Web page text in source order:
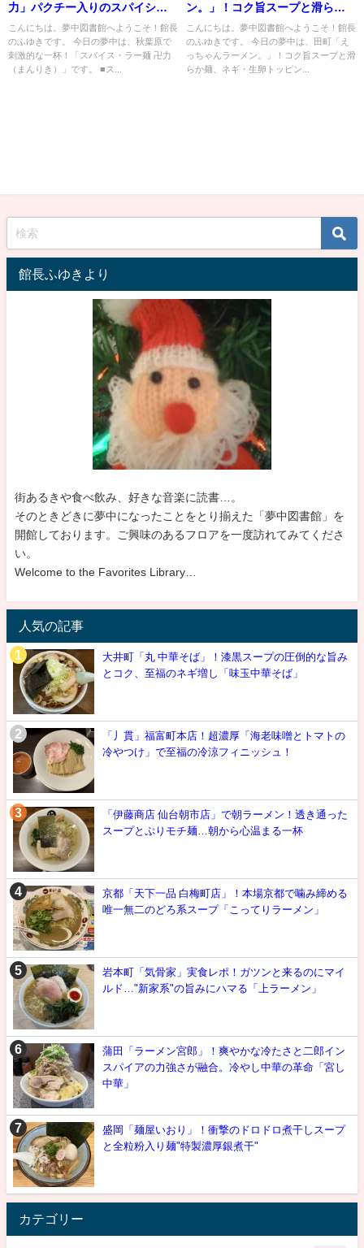
力」パクチー入りのスパイシー
な一杯
こんにちは。夢中図書館へようこそ！館長
のふゆきです。 今日の夢中は、秋葉原で
刺激的な一杯！「スパイス・ラー麺 卍力
（まんりき）」です。 ■ス...
ン。」！コク旨スープと滑らか
麺、ネギ・生卵トッピングでち
ゃん系の魅力にハマる…
こんにちは。夢中図書館へようこそ！館長
のふゆきです。 今日の夢中は、田町「え
っちゃんラーメン。」！コク旨スープと滑
らか麺、ネギ・生卵トッピン...
館長ふゆきより
街あるきや食べ飲み、好きな音楽に読書…。
そのときどきに夢中になったことをとり揃えた「夢中図書館」を
開館しております。ご興味のあるフロアを一度訪れてみてくださ
い。
Welcome to the Favorites Library…
人気の記事
大井町「丸 中華そば」！漆黒スープの圧倒的な旨み
とコク、至福のネギ増し「味玉中華そば」
「丿貫」福富町本店！超濃厚「海老味噌とトマトの
冷やつけ」で至福の冷涼フィニッシュ！
「伊藤商店 仙台朝市店」で朝ラーメン！透き通った
スープとぷりモチ麺…朝から心温まる一杯
京都「天下一品 白梅町店」！本場京都で噛み締める
唯一無二のどろ系スープ「こってりラーメン」
岩本町「気骨家」実食レポ！ガツンと来るのにマイ
ルド…"新家系"の旨みにハマる「上ラーメン」
蒲田「ラーメン宮郎」！爽やかな冷たさと二郎イン
スパイアの力強さが融合。冷やし中華の革命「宮し
中華」
盛岡「麺屋いおり」！衝撃のドロドロ煮干しスープ
と全粒粉入り麺"特製濃厚銀煮干"
カテゴリー